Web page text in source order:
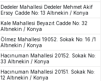
Dedeler Mahallesi Dedeler Mehmet Akif
Ersoy Cadde No: 13 Altınekin / Konya
Kale Mahallesi Beyazıt Cadde No: 32
Altınekin / Konya
Ölmez Mahallesi 19052. Sokak No: 16 /1
Altınekin / Konya
Hacınuman Mahallesi 20152. Sokak No:
33 Altınekin / Konya
Hacınuman Mahallesi 20151. Sokak No:
12 Altınekin / Konya